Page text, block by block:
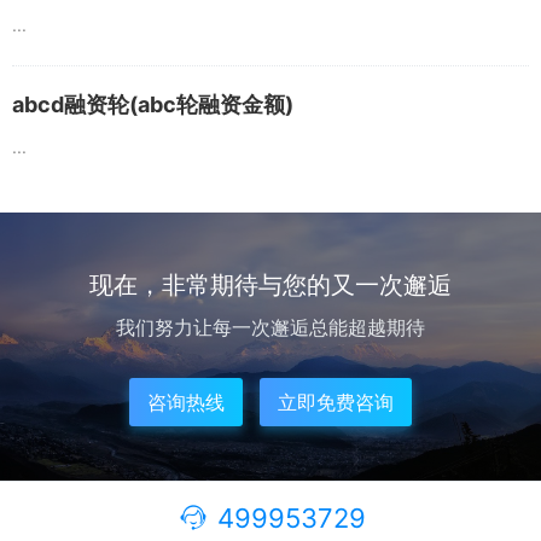
...
abcd融资轮(abc轮融资金额)
...
现在，非常期待与您的又一次邂逅
我们努力让每一次邂逅总能超越期待
咨询热线 立即免费咨询
499953729